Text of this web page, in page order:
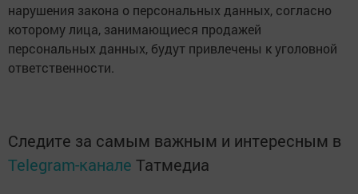
нарушения закона о персональных данных, согласно
которому лица, занимающиеся продажей
персональных данных, будут привлечены к уголовной
ответственности.
Следите за самым важным и интересным в
Telegram-канале Татмедиа